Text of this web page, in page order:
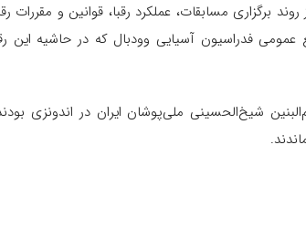
برگزاری مسابقات، عملکرد رقبا، قوانین و مقررات
فدراسیون آسیایی وودبال که در حاشیه این
شیخ‌الحسینی ملی‌پوشان ایران در اندونزی